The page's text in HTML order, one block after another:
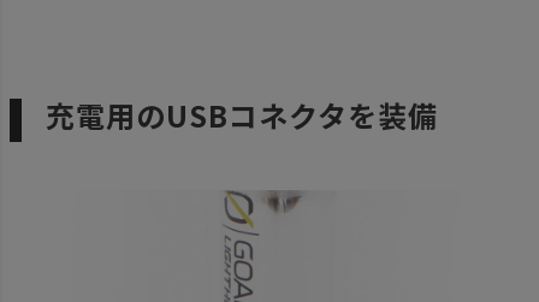
充電用のUSBコネクタを装備